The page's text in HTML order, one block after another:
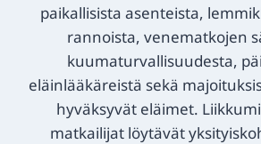
paikallisista asenteista,
rannoista, venematkojen
kuumaturvallisuudesta,
eläinlääkäreistä sekä
hyväksyvät eläimet.
matkailijat löytävät